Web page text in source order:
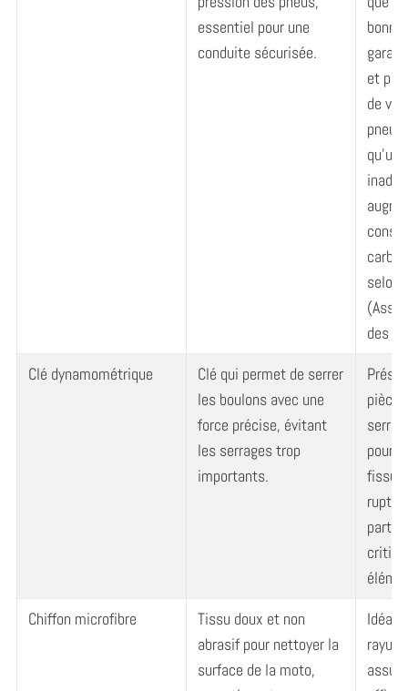
essentiel pour une
conduite sécurisée.
et
de vie
selon
des
Clé dynamométrique
Clé qui permet de serrer
les boulons avec une
force précise, évitant
les serrages trop
importants.
Chiffon microfibre
Tissu doux et non
abrasif pour nettoyer la
surface de la moto,
Idéal